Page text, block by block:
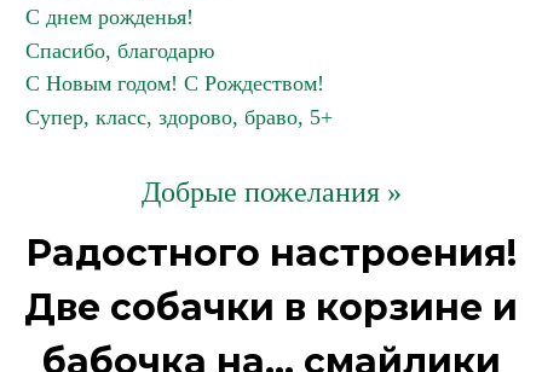
С днем рожденья!
Спасибо, благодарю
С Новым годом! С Рождеством!
Супер, класс, здорово, браво, 5+
Добрые пожелания »
Радостного настроения!
Две собачки в корзине и
бабочка на... смайлики